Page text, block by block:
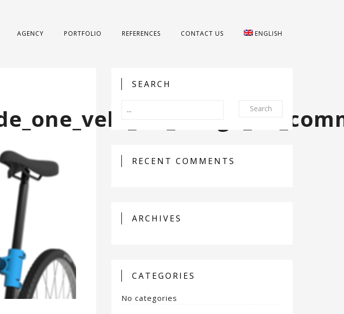
AGENCY PORTFOLIO REFERENCES CONTACT US ENGLISH
SEARCH
Search
RECENT COMMENTS
ARCHIVES
CATEGORIES
No categories